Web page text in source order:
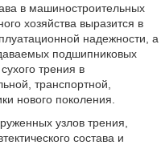
в машиностроительных
хозяйства выразится в
надежности, а
подшипниковых
трения в
транспортной,
нового поколения.
узлов трения,
состава и